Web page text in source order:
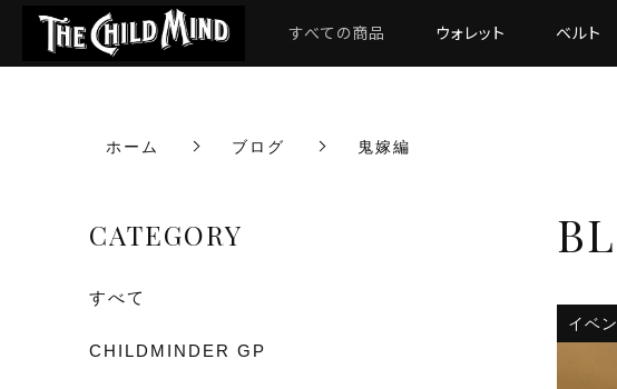
すべての商品 ウォレット ベルト
ホーム ブログ 鬼嫁編
イベ
CATEGORY
すべて
CHILDMINDER GP